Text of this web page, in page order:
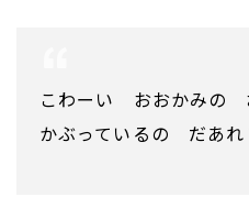
こわーい おおかみの
かぶっているの だあれ